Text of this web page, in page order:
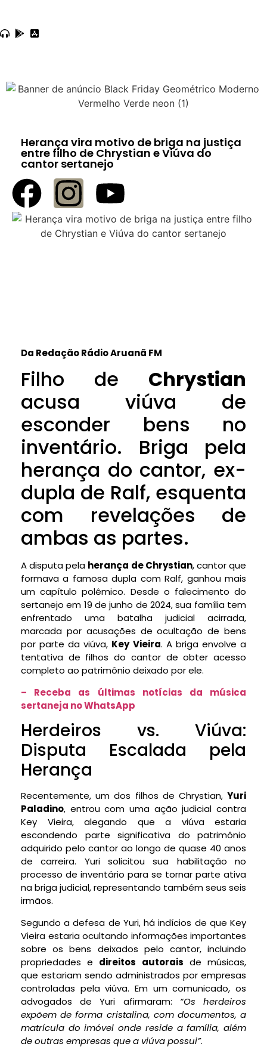
Herança vira motivo de briga na justiça
entre filho de Chrystian e Viúva do
cantor sertanejo
Da Redação Rádio Aruanã FM
Filho de Chrystian
acusa viúva de
esconder bens no
inventário. Briga pela
herança do cantor, ex-
dupla de Ralf, esquenta
com revelações de
ambas as partes.
A disputa pela herança de Chrystian, cantor que
formava a famosa dupla com Ralf, ganhou mais
um capítulo polêmico. Desde o falecimento do
sertanejo em 19 de junho de 2024, sua família tem
enfrentado uma batalha judicial acirrada,
marcada por acusações de ocultação de bens
por parte da viúva, Key Vieira. A briga envolve a
tentativa de filhos do cantor de obter acesso
completo ao patrimônio deixado por ele.
– Receba as últimas notícias da música
sertaneja no WhatsApp
Herdeiros vs. Viúva:
Disputa Escalada pela
Herança
Recentemente, um dos filhos de Chrystian, Yuri
Paladino, entrou com uma ação judicial contra
Key Vieira, alegando que a viúva estaria
escondendo parte significativa do patrimônio
adquirido pelo cantor ao longo de quase 40 anos
de carreira. Yuri solicitou sua habilitação no
processo de inventário para se tornar parte ativa
na briga judicial, representando também seus seis
irmãos.
Segundo a defesa de Yuri, há indícios de que Key
Vieira estaria ocultando informações importantes
sobre os bens deixados pelo cantor, incluindo
propriedades e direitos autorais de músicas,
que estariam sendo administrados por empresas
controladas pela viúva. Em um comunicado, os
advogados de Yuri afirmaram: “Os herdeiros
expõem de forma cristalina, com documentos, a
matrícula do imóvel onde reside a família, além
de outras empresas que a viúva possui”.